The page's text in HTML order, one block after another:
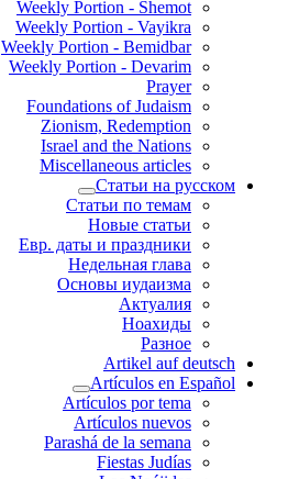
Weekly Portion - Shemot
Weekly Portion - Vayikra
Weekly Portion - Bemidbar
Weekly Portion - Devarim
Prayer
Foundations of Judaism
Zionism, Redemption
Israel and the Nations
Miscellaneous articles
Статьи на русском
Статьи по темам
Новые статьи
Евр. даты и праздники
Недельная глава
Основы иудаизма
Актуалия
Ноахиды
Разное
Artikel auf deutsch
Artículos en Español
Artículos por tema
Artículos nuevos
Parashá de la semana
Fiestas Judías